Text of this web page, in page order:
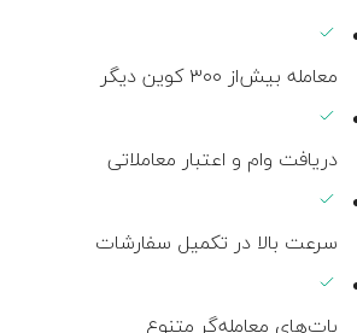
معامله بیش‌از ۳۰۰ کوین دیگر
دریافت وام و اعتبار معاملاتی
سرعت بالا در تکمیل سفارشات
بات‌های معامله‌گر متنوع